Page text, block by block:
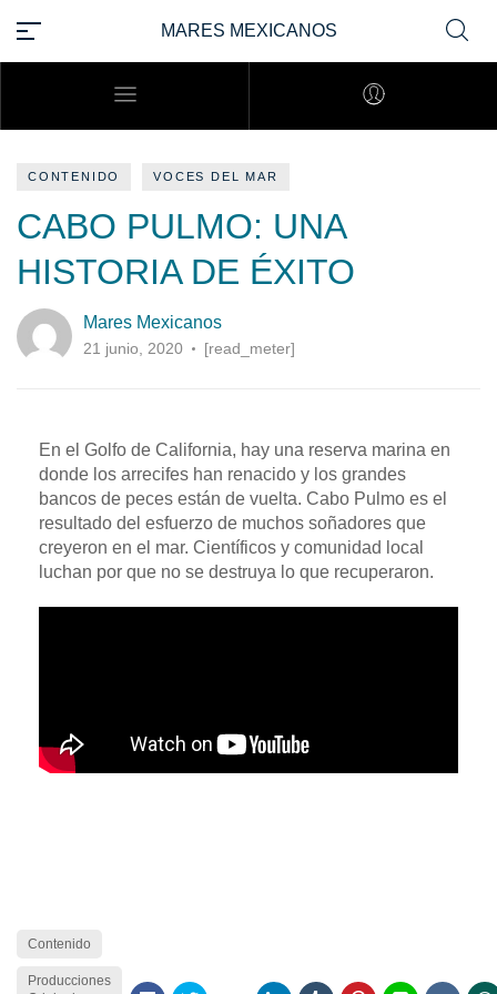
MARES MEXICANOS
CONTENIDO VOCES DEL MAR
CABO PULMO: UNA
HISTORIA DE ÉXITO
Mares Mexicanos
21 junio, 2020 [read_meter]
En el Golfo de California, hay una reserva marina en
donde los arrecifes han renacido y los grandes
bancos de peces están de vuelta. Cabo Pulmo es el
resultado del esfuerzo de muchos soñadores que
creyeron en el mar. Científicos y comunidad local
luchan por que no se destruya lo que recuperaron.
Contenido
Producciones